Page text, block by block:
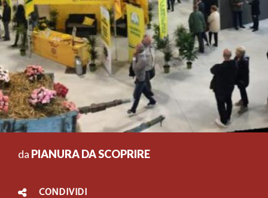
da PIANURA DA SCOPRIRE
CONDIVIDI